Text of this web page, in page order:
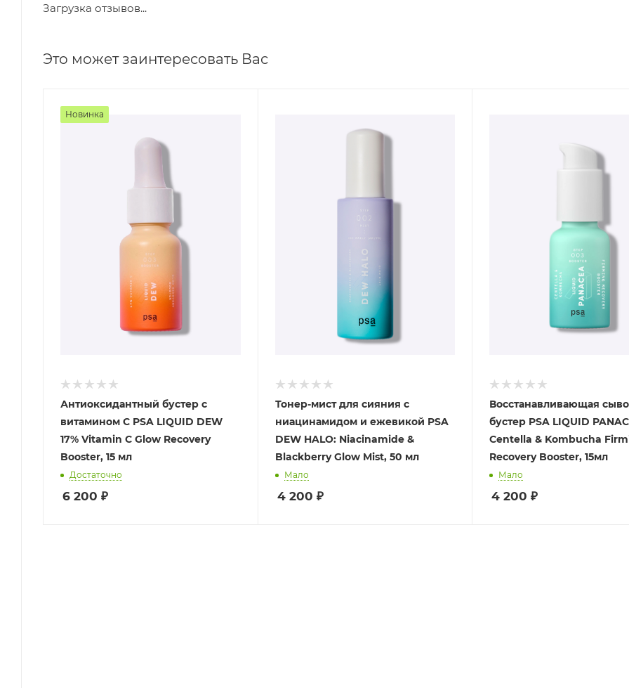
Загрузка отзывов...
Это может заинтересовать Вас
Новинка
Антиоксидантный бустер с
витамином С PSA LIQUID DEW
17% Vitamin C Glow Recovery
Booster, 15 мл
Достаточно
6 200 ₽
Тонер-мист для сияния с
ниацинамидом и ежевикой PSA
DEW HALO: Niacinamide &
Blackberry Glow Mist, 50 мл
Мало
4 200 ₽
Восстанавливающая
бустер PSA LIQUID
Centella & Kombucha
Recovery Booster, 15мл
Мало
4 200 ₽